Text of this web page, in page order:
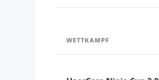
WETTKAMPF